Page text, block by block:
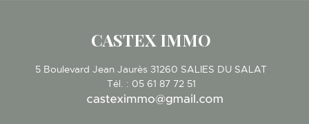
CASTEX IMMO
5 Boulevard Jean Jaurès 31260 SALIES DU SALAT
Tél. : 05 61 87 72 51